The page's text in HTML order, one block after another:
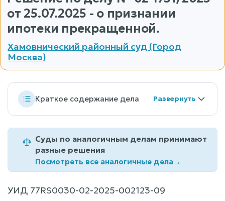
от 25.07.2025 - о признании
ипотеки прекращенной.
Хамовнический районный суд (Город
Москва)
Краткое содержание дела
Суды по аналогичным делам принимают
разные решения
Посмотреть все аналогичные дела→
УИД 77RS0030-02-2025-002123-09